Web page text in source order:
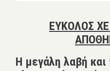
ΕΥΚΟΛΟΣ
Η μεγάλη λαβή και